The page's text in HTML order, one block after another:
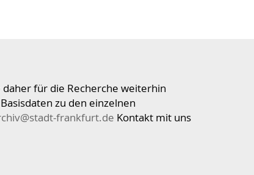
für die Recherche weiterhin
zu den einzelnen
frankfurt.de Kontakt mit uns